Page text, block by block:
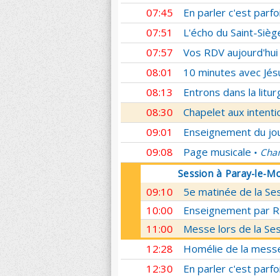
07:45 En parler c'est
07:51 L'écho du Saint-
07:57 Vos RDV aujourd'hui
08:01 10 minutes avec
08:13 Entrons dans la
08:30 Chapelet aux
09:01 Enseignement du
09:08 Page musicale •
Session à Paray-le-
09:10
5e matinée de la
10:00
Enseignement par
11:00
Messe lors de la
12:28
Homélie de la
12:30 En parler c'est